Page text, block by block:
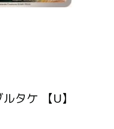
タケ 【U】